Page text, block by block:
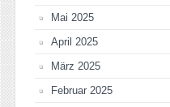
Mai 2025
April 2025
März 2025
Februar 2025